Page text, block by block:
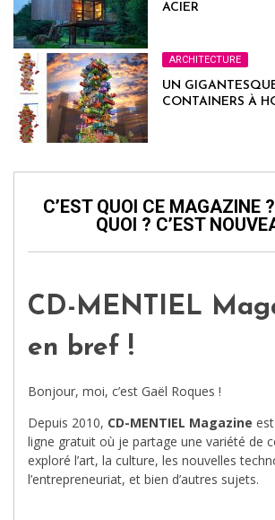
ACIER
ARCHITECTURE
UN
CONTAINERS À
C’EST QUOI CE MAGAZINE
QUOI ? C’EST
CD-MENTIEL
en bref !
Bonjour, moi, c’est Gaël Roques !
Depuis 2010, CD-MENTIEL Magazine
ligne gratuit où je partage une variété de
exploré l’art, la culture, les nouvelles
l’entrepreneuriat, et bien d’autres sujets.